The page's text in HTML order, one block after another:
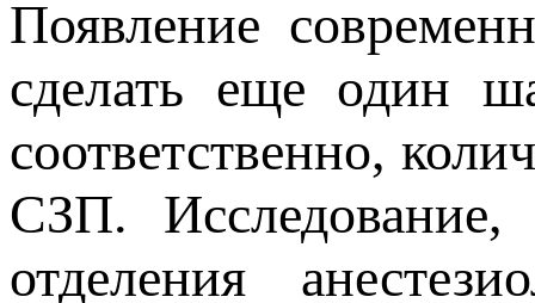
Появление
сделать еще один
соответственно,
СЗП. Исследование,
отделения